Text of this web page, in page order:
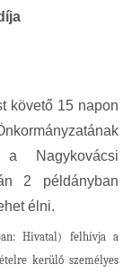
követő 15 napon
a Nagykovácsi
2 példányban
élni.
Hivatal) felhívja a
kerülő személyes